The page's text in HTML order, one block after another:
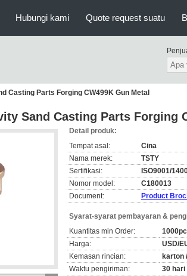
Hubungi kami Quote request suatu
Casting Parts Forging CW499K Gun Metal
Sand Casting Parts Forging
Detail produk:
Tempat asal:
Cina
Nama merek:
TSTY
Sertifikasi:
ISO9001/
Nomor model:
C180013
Document:
Product
Syarat-syarat pembayaran &
Kuantitas min Order:
Harga:
USD/
Kemasan rincian:
karton
Waktu pengiriman:
30 hari